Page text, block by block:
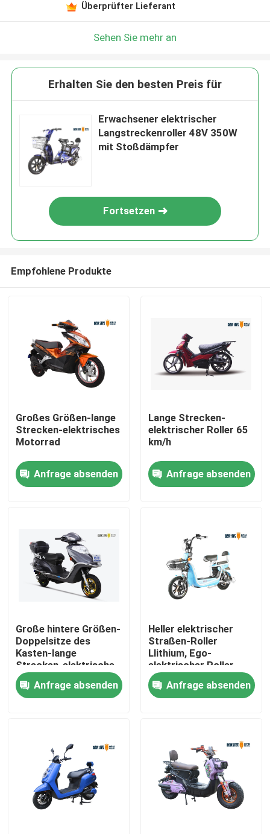
Haus
Über uns
Fabrik-Ausflug
Qualitätskontrolle
Treten Sie mit uns in Verbindung
Elektro-Moped-Roller
Elektro-Motorroller
Überprüfter Lieferant
Sehen Sie mehr an
Erhalten Sie den besten Preis für
Erwachsener elektrischer
Langstreckenroller 48V 350W
mit Stoßdämpfer
Fortsetzen
Empfohlene Produkte
Großes Größen-lange
Strecken-elektrisches
Motorrad
Anfrage absenden
Lange Strecken-
elektrischer Roller 65
km/h
Anfrage absenden
Große hintere Größen-
Doppelsitze des
Kasten-lange
Strecken-elektrische
Roller-72V45AH
große der Blei-Säure-
Batterie-100km
Anfrage absenden
Heller elektrischer
Straßen-Roller
Llithium, Ego-
elektrischer Roller-
Motor 48v 500w
Anfrage absenden